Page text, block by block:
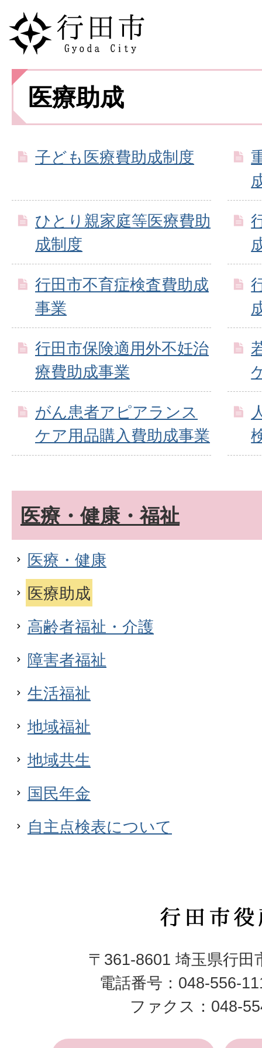
医療助成
子ども医療費助成制度
ひとり親家庭等医療費助
成制度
行田市不育症検査費助成
事業
行田市保険適用外不妊治
療費助成事業
がん患者アピアランス
ケア用品購入費助成事業
医療・健康・福祉
医療・健康
医療助成
高齢者福祉・介護
障害者福祉
生活福祉
地域福祉
地域共生
国民年金
自主点検表について
行
市
役
所
〒361-8601 埼玉県行田
電話番号：048-556-
ファクス：048-